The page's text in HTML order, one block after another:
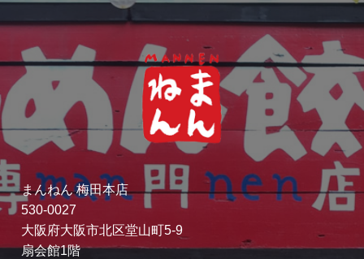
まんねん 梅田本店
530-0027
大阪府大阪市北区堂山町5-9
扇会館1階